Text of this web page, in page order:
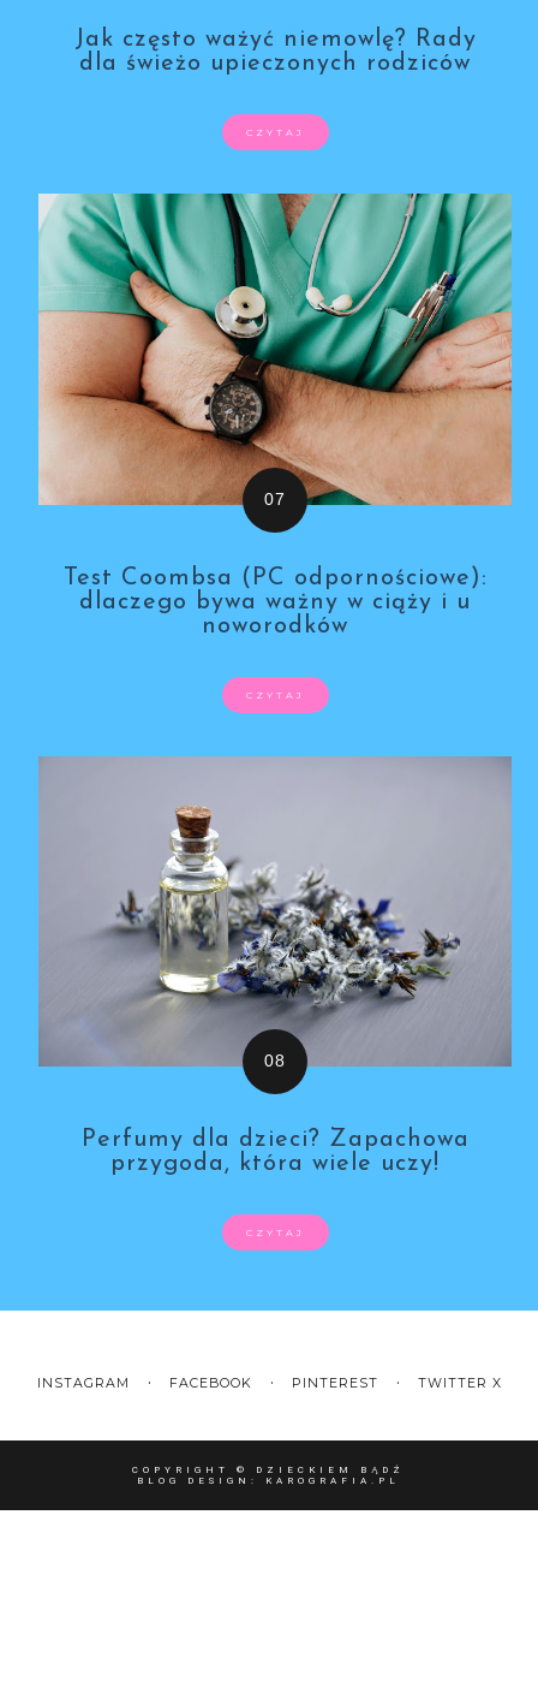
Jak często ważyć niemowlę? Rady
dla świeżo upieczonych rodziców
CZYTAJ
Test Coombsa (PC odpornościowe):
dlaczego bywa ważny w ciąży i u
noworodków
CZYTAJ
Perfumy dla dzieci? Zapachowa
przygoda, która wiele uczy!
CZYTAJ
INSTAGRAM FACEBOOK PINTEREST TWITTER X
COPYRIGHT © DZIECKIEM BĄDŹ
BLOG DESIGN: KAROGRAFIA.PL